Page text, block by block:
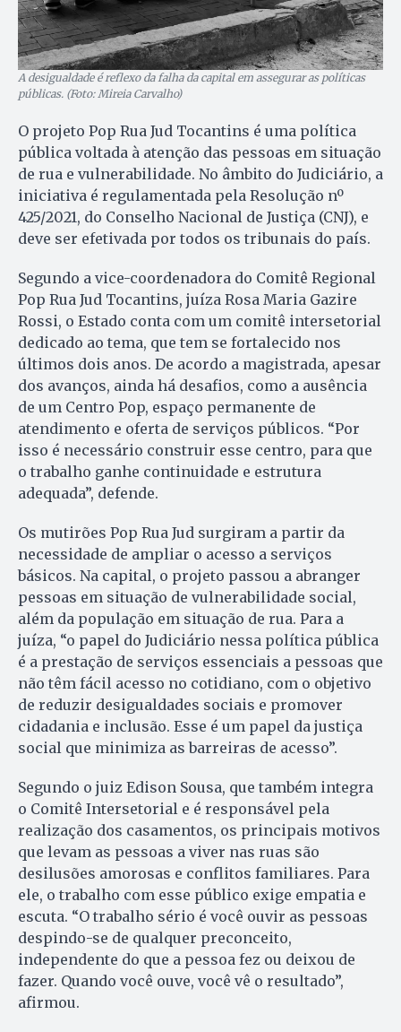
A desigualdade é reflexo da falha da capital em assegurar as políticas
públicas. (Foto: Mireia Carvalho)
O projeto Pop Rua Jud Tocantins é uma política
pública voltada à atenção das pessoas em situação
de rua e vulnerabilidade. No âmbito do Judiciário, a
iniciativa é regulamentada pela Resolução nº
425/2021, do Conselho Nacional de Justiça (CNJ), e
deve ser efetivada por todos os tribunais do país.
Segundo a vice-coordenadora do Comitê Regional
Pop Rua Jud Tocantins, juíza Rosa Maria Gazire
Rossi, o Estado conta com um comitê intersetorial
dedicado ao tema, que tem se fortalecido nos
últimos dois anos. De acordo a magistrada, apesar
dos avanços, ainda há desafios, como a ausência
de um Centro Pop, espaço permanente de
atendimento e oferta de serviços públicos. “Por
isso é necessário construir esse centro, para que
o trabalho ganhe continuidade e estrutura
adequada”, defende.
Os mutirões Pop Rua Jud surgiram a partir da
necessidade de ampliar o acesso a serviços
básicos. Na capital, o projeto passou a abranger
pessoas em situação de vulnerabilidade social,
além da população em situação de rua. Para a
juíza, “o papel do Judiciário nessa política pública
é a prestação de serviços essenciais a pessoas que
não têm fácil acesso no cotidiano, com o objetivo
de reduzir desigualdades sociais e promover
cidadania e inclusão. Esse é um papel da justiça
social que minimiza as barreiras de acesso”.
Segundo o juiz Edison Sousa, que também integra
o Comitê Intersetorial e é responsável pela
realização dos casamentos, os principais motivos
que levam as pessoas a viver nas ruas são
desilusões amorosas e conflitos familiares. Para
ele, o trabalho com esse público exige empatia e
escuta. “O trabalho sério é você ouvir as pessoas
despindo-se de qualquer preconceito,
independente do que a pessoa fez ou deixou de
fazer. Quando você ouve, você vê o resultado”,
afirmou.